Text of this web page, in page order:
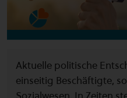
Aktuelle politische
einseitig Beschäftigte,